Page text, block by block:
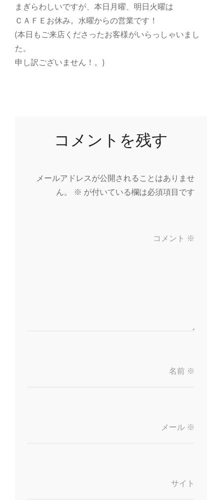
まぎらわしいですが、本日月曜、明日火曜は
ＣＡＦＥお休み。水曜からの営業です！
(本日もご来店くださったお客様がいらっしゃいまし
た。
申し訳ございません！。)
コメントを残す
メールアドレスが公開されることはありませ
ん。
※ が付いている欄は必須項目です
コメント ※
名前 ※
メール ※
サイト